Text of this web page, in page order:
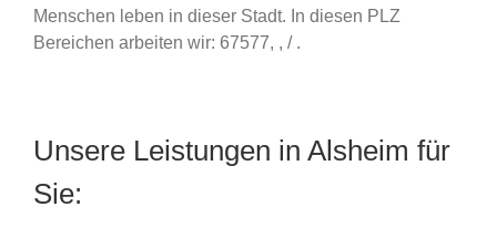
Menschen leben in dieser Stadt. In diesen PLZ
Bereichen arbeiten wir: 67577, , / .
Unsere Leistungen in Alsheim für
Sie: